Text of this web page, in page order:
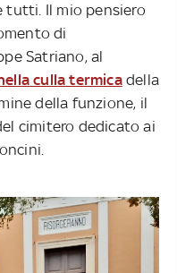
tutti. Il mio pensiero
di
Satriano, al
culla termicadella
della funzione, il
cimitero dedicato ai